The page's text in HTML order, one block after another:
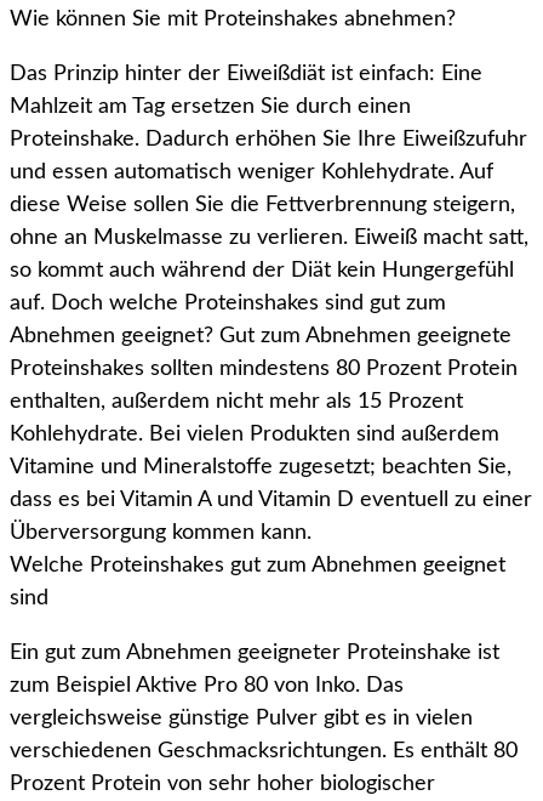
Wie können Sie mit Proteinshakes abnehmen?
Das Prinzip hinter der Eiweißdiät ist einfach: Eine
Mahlzeit am Tag ersetzen Sie durch einen
Proteinshake. Dadurch erhöhen Sie Ihre Eiweißzufuhr
und essen automatisch weniger Kohlehydrate. Auf
diese Weise sollen Sie die Fettverbrennung steigern,
ohne an Muskelmasse zu verlieren. Eiweiß macht satt,
so kommt auch während der Diät kein Hungergefühl
auf. Doch welche Proteinshakes sind gut zum
Abnehmen geeignet? Gut zum Abnehmen geeignete
Proteinshakes sollten mindestens 80 Prozent Protein
enthalten, außerdem nicht mehr als 15 Prozent
Kohlehydrate. Bei vielen Produkten sind außerdem
Vitamine und Mineralstoffe zugesetzt; beachten Sie,
dass es bei Vitamin A und Vitamin D eventuell zu einer
Überversorgung kommen kann.
Welche Proteinshakes gut zum Abnehmen geeignet
sind
Ein gut zum Abnehmen geeigneter Proteinshake ist
zum Beispiel Aktive Pro 80 von Inko. Das
vergleichsweise günstige Pulver gibt es in vielen
verschiedenen Geschmacksrichtungen. Es enthält 80
Prozent Protein von sehr hoher biologischer